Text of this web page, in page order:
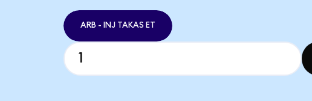
ARB - INJ TAKAS ET